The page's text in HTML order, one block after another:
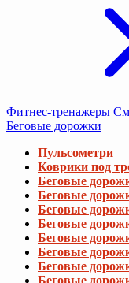
Фитнес-тренажеры
Беговые дорожки
Пульсометри
Коврики под
Беговые
Беговые
Беговые
Беговые
Беговые
Беговые
Беговые
Беговые